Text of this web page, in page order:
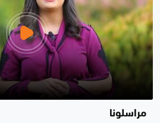
مراسلونا